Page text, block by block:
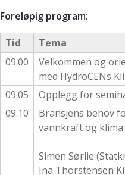
Foreløpig program:
Tid Tema
09.00
Velkommen og
med HydroCENs
09.05 Opplegg for
09.10
Bransjens behov
vannkraft og klima
Simen Sørlie
Ina Thorstensen